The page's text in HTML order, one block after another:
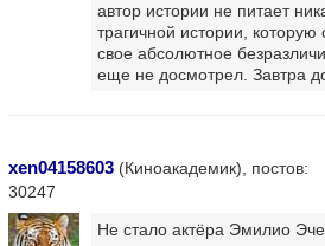
автор истории не питает
трагичной истории,
свое абсолютное
еще не досмотрел. Завтра
xen04158603 (Киноакадемик), постов:
30247
Не стало актёра Эмилио